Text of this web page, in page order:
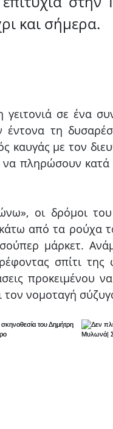
και σήμερα.
σε ένα
έντονα τη
καυγάς με τον
να πληρώσουν
οι δρόμοι του
από τα ρούχα
μάρκετ.
σπίτι
προκειμένου
νομοταγή